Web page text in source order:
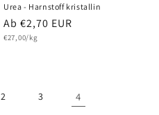
Urea - Harnstoff kristallin
Normaler
Preis
Ab €2,70 EUR
Grundpreis
€27,00/kg
2 3 4